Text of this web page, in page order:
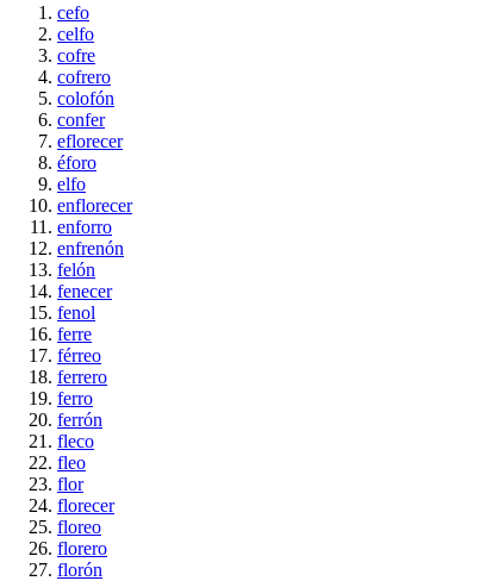
cefo
celfo
cofre
cofrero
colofón
confer
eflorecer
éforo
elfo
enflorecer
enforro
enfrenón
felón
fenecer
fenol
ferre
férreo
ferrero
ferro
ferrón
fleco
fleo
flor
florecer
floreo
florero
florón